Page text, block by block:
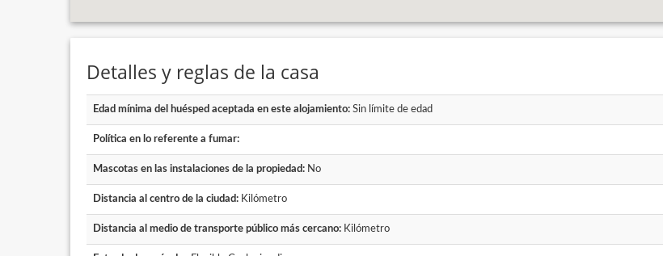
Detalles y reglas de la casa
Edad mínima del huésped aceptada en este alojamiento: Sin límite de edad
Política en lo referente a fumar:
Mascotas en las instalaciones de la propiedad: No
Distancia al centro de la ciudad: Kilómetro
Distancia al medio de transporte público más cercano: Kilómetro